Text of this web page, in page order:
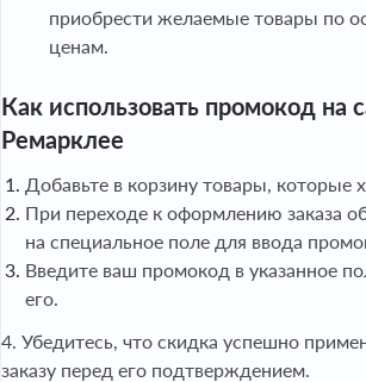
приобрести желаемые товары по
ценам.
Как использовать промокод на
Ремарклее
Добавьте в корзину товары, которые
При переходе к оформлению заказа
на специальное поле для ввода
Введите ваш промокод в указанное
его.
4. Убедитесь, что скидка успешно
заказу перед его подтверждением.